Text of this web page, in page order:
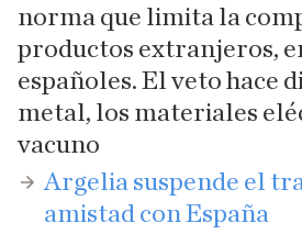
norma que limita la
productos extranjeros,
españoles. El veto hace
metal, los materiales
vacuno
​Argelia suspende el
amistad con España